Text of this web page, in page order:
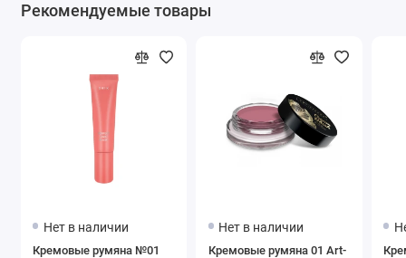
Рекомендуемые товары
Нет в наличии
Кремовые румяна №01
Нет в наличии
Кремовые румяна 01 Art-